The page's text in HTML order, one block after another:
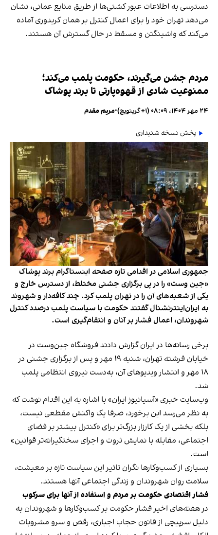
دسترسی به اطلاعات عبور کشتی‌ها از طریق منابع عمانی، نشان
می‌دهد تهران خود را برای اعمال کنترل بر همان کریدوری آماده
می‌کند که واشینگتن و مسقط در حال گسترش آن هستند.
مردم جشن می‌گیرند، حکومت پلمب می‌کند؛
ممنوعیت شادی از قهوه‌پارتی تا برند پوشاک
۲۴ مهر ۱۴۰۴، ۰۸:۰۹ (‎+۱ گرینویچ) •مریم مقدم
پخش نسخه شنیداری
جمهوری اسلامی در اقدامی تازه صفحه اینستاگرام برند پوشاک
«جین وست» را در پی برگزاری جشنی مختلط، از دسترس خارج و
یکی از شعبه‌های آن را در تهران پلمب کرد. چند کافه‌‌دار و شهروند
به ایران‌اینترنشنال گفتند حکومت با سیاست پلمب درصدد کنترل
شهروندان، اعمال فشار بر آنان و انتقام‌گیری است.
برخی رسانه‌ها در ایران گزارش دادند فروشگاه جین‌وست در
خیابان فرشته تهران، شنبه ۱۹ مهر و پس از برگزاری جشنی در
۱۸ مهر و انتشار ویدیوهای آن، به‌دست نیروی انتظامی پلمب
شد.
وب‌سایت خبری «آسیانیوز ایران» با اشاره به این اقدام نوشت که
به نظر می‌رسد این برخورد، صرفا یک واکنش مقطعی نیست،
بلکه بخشی از یک کارزار بزرگ‌تر برای «کنترل بیشتر بر فضای
اجتماعی، مقابله با نمایش ثروت و اجرای سختگیرانه‌تر قوانین»
است.
بسیاری از کسب‌وکارها نگران تاثیر این سیاست‌ تازه بر معیشت،
سلامت روان شهروندان و زندگی اجتماعی آنها هستند.
فشار اقتصادی حکومت بر مردم و استفاده از آنها برای سرکوب
در هفته‌های اخیر فشار حکومت بر کسب‌وکارها و شهروندان به
دلیل سرپیچی از قانون حجاب اجباری، رقص و سرو مشروبات